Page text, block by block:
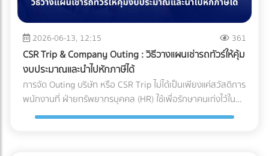
มาตรฐาน Cleanroom (ISO 14644) และระบบบริหารงาน
คุณภาพสำหรับเครื่องมือแพทย์ (ISO 13485) ไม่เพียงแต่ช่วยลด
ความเสี่ยงในการถูกตีกลับสินค้า (Product Recall) แต่ยัง
เป็นการสร้างความมั่นใจสูงสุดว่า ผลิตภัณฑ์ของคุณจะปลอดภัย
และพร้อมช่วยชีวิตผู้ป่วยได้อย่างแท้จริง
Standards หรือมาตรฐาน ISO) เท่านั้น การเปลี่ยนมุมมองจาก
การหา "อะไหล่ที่ถูกที่สุด" เป็น "อะไหล่ที่ลดความเสี่ยงได้มากที่สุด"
คือกุญแจสำคัญที่ทำให้องค์กรเติบโตอย่างยั่งยืน การเลือก
ซัพพลายเออร์จึงไม่ใช่แค่การเปรียบเทียบใบเสนอราคา แต่คือการ
มองหา "พาร์ทเนอร์เชิงกลยุทธ์" ที่สามารถช่วยควบคุม Total
Cost of Ownership ได้อย่างแท้จริง ท้ายที่สุดแล้ว การลงทุนกับ
ชิ้นส่วนที่มีคุณภาพตั้งแต่ต้นทาง ย่อมเป็นทางเลือกที่คุ้มค่ากว่า
ร้อน (Heat): อุณหภูมิที่สูงเกินไปจะเร่งกระบวนการสลายตัวของ
คลอโรฟิลล์ (Chlorophyll) ทำให้สีเขียวสว่างสดใส (Vibrant
Green) กลายเป็นสีเหลืองอมน้ำตาล (Yellowish-brown)
ออกซิเจน (Oxygen): ทำให้เกิดปฏิกิริยาออกซิเดชัน (Oxidation)
ซึ่งจะทำลายสารประกอบที่ให้กลิ่นหอม (Aroma) และสารต้าน
อนุมูลอิสระ (Catechins) ทำให้รสชาติอูมามิหายไป และเกิดความ
ขมฝาดขึ้นมาแทน ความชื้นและแสง (Moisture & Light): เร่งการ
เติบโตของจุลินทรีย์ และทำให้สีของชาซีดจางลงอย่างรวดเร็ว
Cold Chain Logistics ทำงานอย่างไรในเส้นทาง ญี่ปุ่น-ไทย?
2026-06-13, 12:15 361
CSR Trip & Company Outing : วิธีวางแผนเช่ารถทัวร์ให้คุ้ม
งบประมาณและนำไปหักภาษีได้
การจัด Outing บริษัท หรือ CSR Trip ไม่ได้เป็นเพียงแค่สวัสดิการ
พนักงานที่ ฝ่ายทรัพยากรบุคคล (HR) ใช้เพื่อรักษาคนเก่งไว้ใน
องค์กรเท่านั้น แต่ในมุมมองของผู้บริหารและฝ่ายบัญชี กิจกรรม